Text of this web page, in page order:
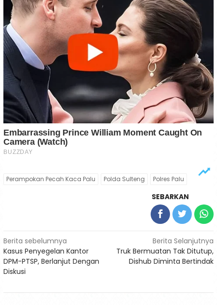
Perampokan Pecah Kaca Palu Polda Sulteng Polres Palu
SEBARKAN
Navigasi
pos
Berita sebelumnya
Kasus Penyegelan Kantor
DPM-PTSP, Berlanjut Dengan
Diskusi
Berita Selanjutnya
Truk Bermuatan Tak Ditutup,
Dishub Diminta Bertindak